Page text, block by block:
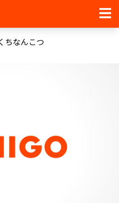
ちなんこつ